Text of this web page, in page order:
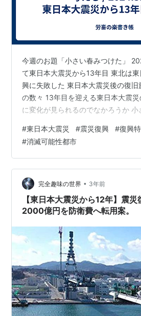
今週のお題「小さい春みつけた」
て東日本大震災から13年目 東北は
興に失敗した 東日本大震災後の復
の数々 13年目を迎える東日本大震
に変化が見られるのでなかろうか 小
は、どうしたところで3.11-東日本大
る。今年で13周忌と謳われているた
目を迎えるに至ったのだと知る。
て東日本大震災から13年目 何も誰
けでないのだから、周忌と謳われた
になるの…
#東日本大震災 #震災復興 #復興
#消滅可能性都市
完全趣味の世界 • 3年前
【東日本大震災から12年】震
2000億円を防衛費へ転用案。